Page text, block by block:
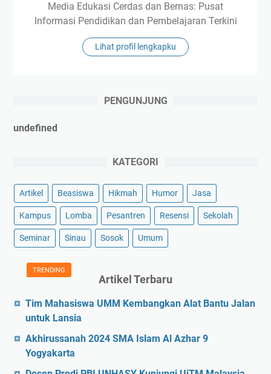
Media Edukasi Cerdas dan Bernas: Pusat
Informasi Pendidikan dan Pembelajaran Terkini
Lihat profil lengkapku
PENGUNJUNG
undefned
KATEGORI
Artikel Beasiswa Hikmah Humor Jasa
Kampus Lomba Pesantren Resensi Sekolah
Seminar Sinau Sosok Umum
TRENDING
Artikel Terbaru
Tim Mahasiswa UMM Kembangkan Alat Bantu Jalan
untuk Lansia
Akhirussanah 2024 SMA Islam Al Azhar 9
Yogyakarta